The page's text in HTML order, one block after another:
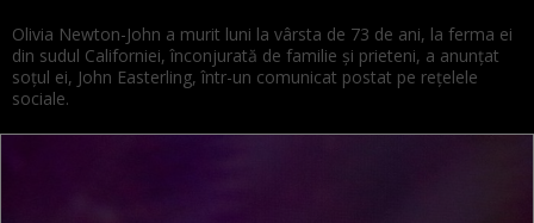
Olivia Newton-John a murit luni la vârsta de 73 de ani, la ferma ei
din sudul Californiei, înconjurată de familie şi prieteni, a anunţat
soţul ei, John Easterling, într-un comunicat postat pe reţelele
sociale.